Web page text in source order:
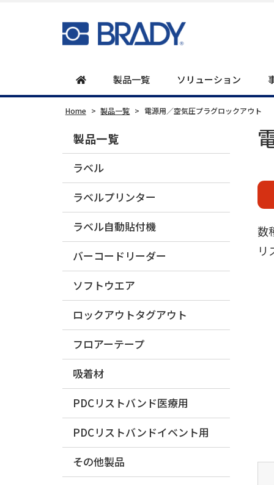
製品一覧 ソリューション
Home > 製品一覧 > 電源用／空気圧プラグロックアウト
数
リ
製品一覧
ラベル
ラベルプリンター
ラベル自動貼付機
バーコードリーダー
ソフトウエア
ロックアウトタグアウト
フロアーテープ
吸着材
PDCリストバンド医療用
PDCリストバンドイベント用
その他製品